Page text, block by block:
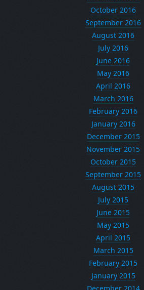
October 2016
September 2016
August 2016
July 2016
June 2016
May 2016
April 2016
March 2016
February 2016
January 2016
December 2015
November 2015
October 2015
September 2015
August 2015
July 2015
June 2015
May 2015
April 2015
March 2015
February 2015
January 2015